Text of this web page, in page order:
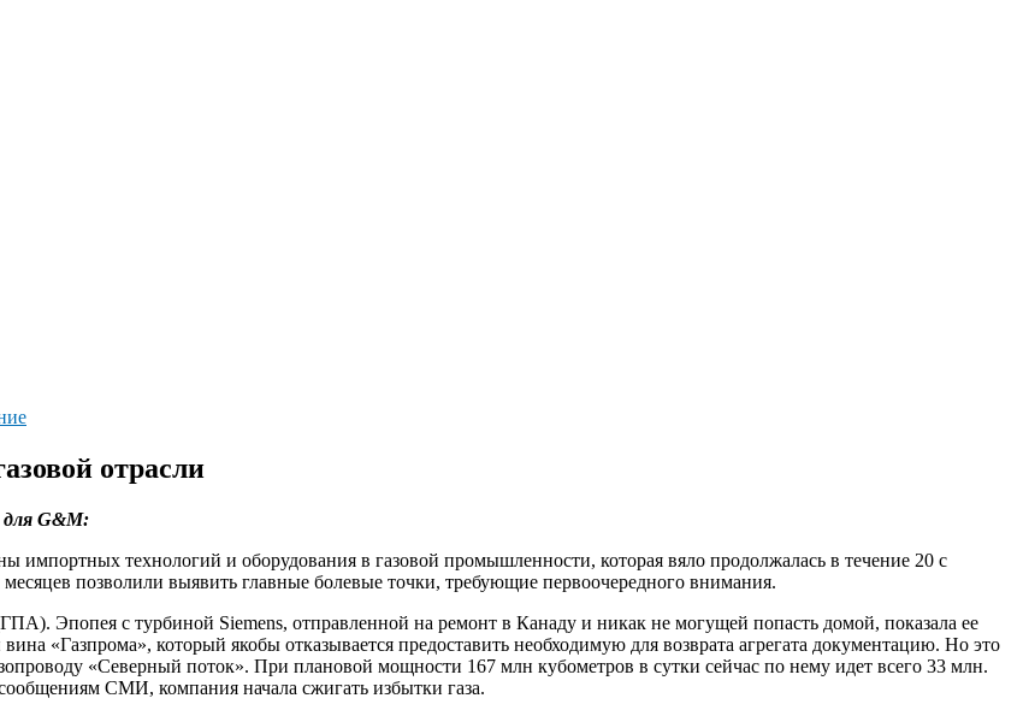
отрасли
G&M:
импортных технологий и оборудования в газовой промышленности, которая вяло продолжалась в течение 20 с
позволили выявить главные болевые точки, требующие первоочередного внимания.
Эпопея с турбиной Siemens, отправленной на ремонт в Канаду и никак не могущей попасть домой, показала ее
«Газпрома», который якобы отказывается предоставить необходимую для возврата агрегата документацию. Но это
«Северный поток». При плановой мощности 167 млн кубометров в сутки сейчас по нему идет всего 33 млн.
СМИ, компания начала сжигать избытки газа.